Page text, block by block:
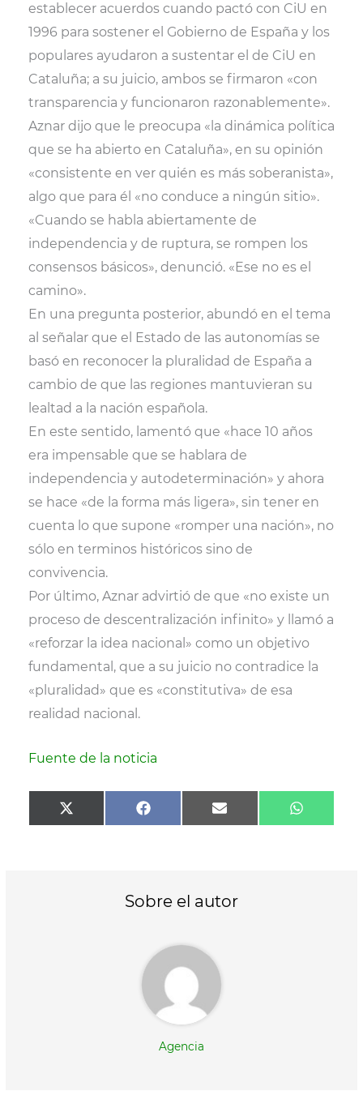
establecer acuerdos cuando pactó con CiU en
1996 para sostener el Gobierno de España y los
populares ayudaron a sustentar el de CiU en
Cataluña; a su juicio, ambos se firmaron «con
transparencia y funcionaron razonablemente».
Aznar dijo que le preocupa «la dinámica política
que se ha abierto en Cataluña», en su opinión
«consistente en ver quién es más soberanista»,
algo que para él «no conduce a ningún sitio».
«Cuando se habla abiertamente de
independencia y de ruptura, se rompen los
consensos básicos», denunció. «Ese no es el
camino».
En una pregunta posterior, abundó en el tema
al señalar que el Estado de las autonomías se
basó en reconocer la pluralidad de España a
cambio de que las regiones mantuvieran su
lealtad a la nación española.
En este sentido, lamentó que «hace 10 años
era impensable que se hablara de
independencia y autodeterminación» y ahora
se hace «de la forma más ligera», sin tener en
cuenta lo que supone «romper una nación», no
sólo en terminos históricos sino de
convivencia.
Por último, Aznar advirtió de que «no existe un
proceso de descentralización infinito» y llamó a
«reforzar la idea nacional» como un objetivo
fundamental, que a su juicio no contradice la
«pluralidad» que es «constitutiva» de esa
realidad nacional.
Fuente de la noticia
Compartir
en
X
(
Compartir
en
F
a
k
Compartir
en
E
m
en
W
h
Sobre el autor
Agencia